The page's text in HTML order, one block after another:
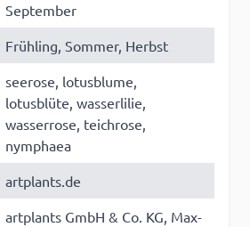
September
Frühling, Sommer, Herbst
seerose, lotusblume,
lotusblüte, wasserlilie,
wasserrose, teichrose,
nymphaea
artplants.de
artplants GmbH & Co. KG, Max-